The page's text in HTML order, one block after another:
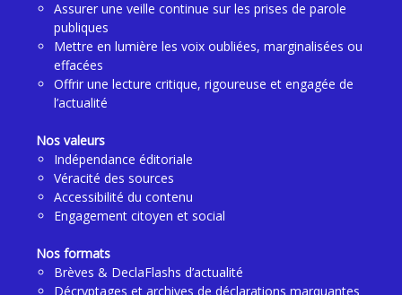
Assurer une veille continue sur les prises de parole
publiques
Mettre en lumière les voix oubliées, marginalisées ou
effacées
Offrir une lecture critique, rigoureuse et engagée de
l’actualité
Nos valeurs
Indépendance éditoriale
Véracité des sources
Accessibilité du contenu
Engagement citoyen et social
Nos formats
Brèves & DeclaFlashs d’actualité
Décryptages et archives de déclarations marquantes